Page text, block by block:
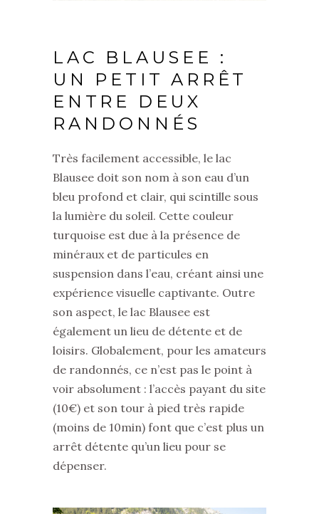
LAC BLAUSEE :
UN PETIT ARRÊT
ENTRE DEUX
RANDONNÉS
Très facilement accessible, le lac
Blausee doit son nom à son eau d’un
bleu profond et clair, qui scintille sous
la lumière du soleil. Cette couleur
turquoise est due à la présence de
minéraux et de particules en
suspension dans l’eau, créant ainsi une
expérience visuelle captivante. Outre
son aspect, le lac Blausee est
également un lieu de détente et de
loisirs. Globalement, pour les amateurs
de randonnés, ce n’est pas le point à
voir absolument : l’accès payant du site
(10€) et son tour à pied très rapide
(moins de 10min) font que c’est plus un
arrêt détente qu’un lieu pour se
dépenser.